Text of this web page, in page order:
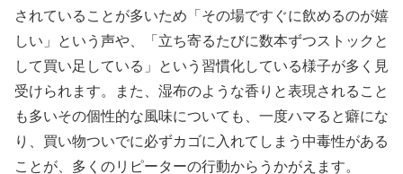
されていることが多いため「その場ですぐに飲めるのが嬉
しい」という声や、「立ち寄るたびに数本ずつストックと
して買い足している」という習慣化している様子が多く見
受けられます。また、湿布のような香りと表現されること
も多いその個性的な風味についても、一度ハマると癖にな
り、買い物ついでに必ずカゴに入れてしまう中毒性がある
ことが、多くのリピーターの行動からうかがえます。